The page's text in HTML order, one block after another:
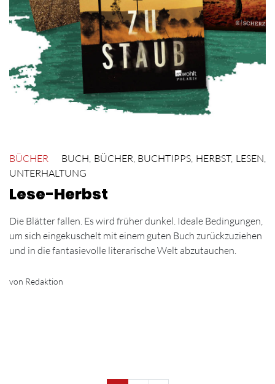
BÜCHER BUCH, BÜCHER, BUCHTIPPS, HERBST, LESEN,
UNTERHALTUNG
Lese-Herbst
Die Blätter fallen. Es wird früher dunkel. Ideale Bedingungen,
um sich eingekuschelt mit einem guten Buch zurückzuziehen
und in die fantasievolle literarische Welt abzutauchen.
von Redaktion